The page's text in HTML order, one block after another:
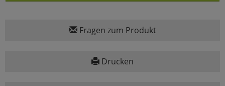
Fragen zum Produkt
Drucken